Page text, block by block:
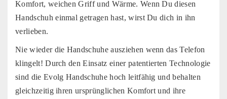
Komfort, weichen Griff und Wärme. Wenn Du diesen
Handschuh einmal getragen hast, wirst Du dich in ihn
verlieben.
Nie wieder die Handschuhe ausziehen wenn das Telefon
klingelt! Durch den Einsatz einer patentierten Technologie
sind die Evolg Handschuhe hoch leitfähig und behalten
gleichzeitig ihren ursprünglichen Komfort und ihre